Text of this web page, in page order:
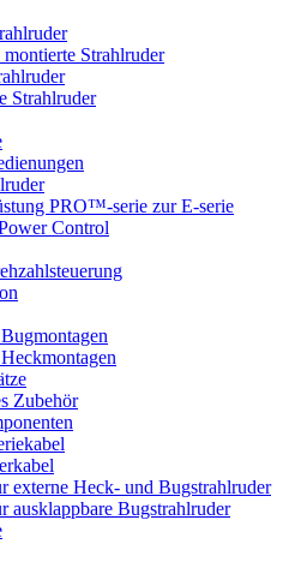
Strahlruder
Strahlruder
PRO™-serie zur E-serie
Control
Zubehör
externe Heck- und Bugstrahlruder
ausklappbare Bugstrahlruder